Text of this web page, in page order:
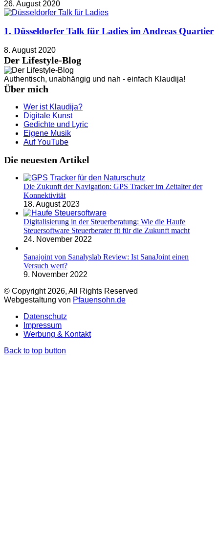
26. August 2020
1. Düsseldorfer Talk für Ladies im Andreas Quartier
8. August 2020
Der Lifestyle-Blog
Authentisch, unabhängig und nah - einfach Klaudija!
Über mich
Wer ist Klaudija?
Digitale Kunst
Gedichte und Lyric
Eigene Musik
Auf YouTube
Die neuesten Artikel
Die Zukunft der Navigation: GPS Tracker im Zeitalter der
Konnektivität
18. August 2023
Digitalisierung in der Steuerberatung: Wie die Haufe
Steuersoftware Steuerberater fit für die Zukunft macht
24. November 2022
Sanajoint von Sanalyslab Review: Ist SanaJoint einen
Versuch wert?
9. November 2022
© Copyright 2026, All Rights Reserved
Webgestaltung von Pfauensohn.de
Datenschutz
Impressum
Werbung & Kontakt
Back to top button